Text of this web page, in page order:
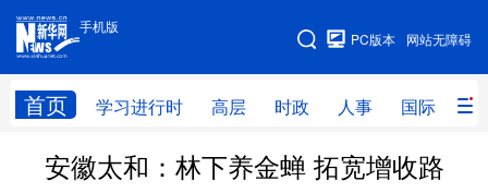
手机版
网站无障碍
PC版本
首页 学习进行时 高层 时政 人事 国际 财
手机版
网站地图
学习进行时 高层 时政 人事
安徽太和：林下养金蝉 拓宽增收路